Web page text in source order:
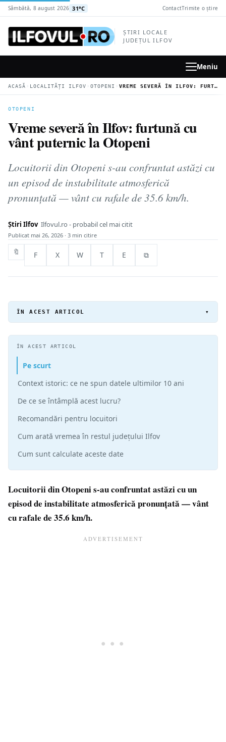
conținutul
Sâmbătă, 8 august 2026 31°C ContactTrimite o știre
ȘTIRI LOCALE
JUDEȚUL ILFOV
Meniu
ACASĂ › LOCALITĂȚI ILFOV › OTOPENI › VREME SEVERĂ ÎN ILFOV: FURTUNĂ CU VÂNT PUTERNIC LA OTOPENI
OTOPENI
Vreme severă în Ilfov: furtună cu
vânt puternic la Otopeni
Locuitorii din Otopeni s-au confruntat astăzi cu
un episod de instabilitate atmosferică
pronunțată — vânt cu rafale de 35.6 km/h.
Știri Ilfov Ilfovul.ro - probabil cel mai citit
Publicat mai 26, 2026 · 3 min citire
🔖 F X W T E ⧉
ÎN ACEST ARTICOL ▾
Locuitorii din Otopeni s-au confruntat astăzi cu un
episod de instabilitate atmosferică pronunțată — vânt
cu rafale de 35.6 km/h.
ÎN ACEST ARTICOL
Pe scurt
Context istoric: ce ne spun datele ultimilor 10 ani
De ce se întâmplă acest lucru?
Recomandări pentru locuitori
Cum arată vremea în restul județului Ilfov
Cum sunt calculate aceste date